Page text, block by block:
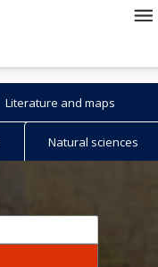
Literature and maps
Natural sciences